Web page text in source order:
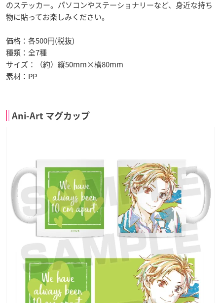
のステッカー。パソコンやステーショナリーなど、身近な持ち
物に貼ってお楽しみください。
価格：各500円(税抜)
種類：全7種
サイズ：（約）縦50mm×横80mm
素材：PP
Ani-Art マグカップ